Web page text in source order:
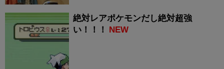
絶対レアポケモンだし絶対超強
い！！！
NEW